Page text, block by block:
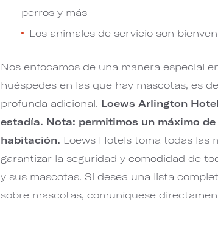
perros y más
Los animales de servicio son
Nos enfocamos de una manera especial
huéspedes en las que hay mascotas, es
profunda adicional. Loews Arlington
estadía. Nota: permitimos un máximo
habitación. Loews Hotels toma todas las
garantizar la seguridad y comodidad de
y sus mascotas. Si desea una lista
sobre mascotas, comuníquese